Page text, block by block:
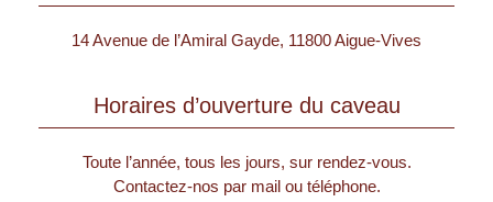
14 Avenue de l’Amiral Gayde, 11800 Aigue-Vives
Horaires d’ouverture du caveau
Toute l’année, tous les jours, sur rendez-vous.
Contactez-nos par mail ou téléphone.